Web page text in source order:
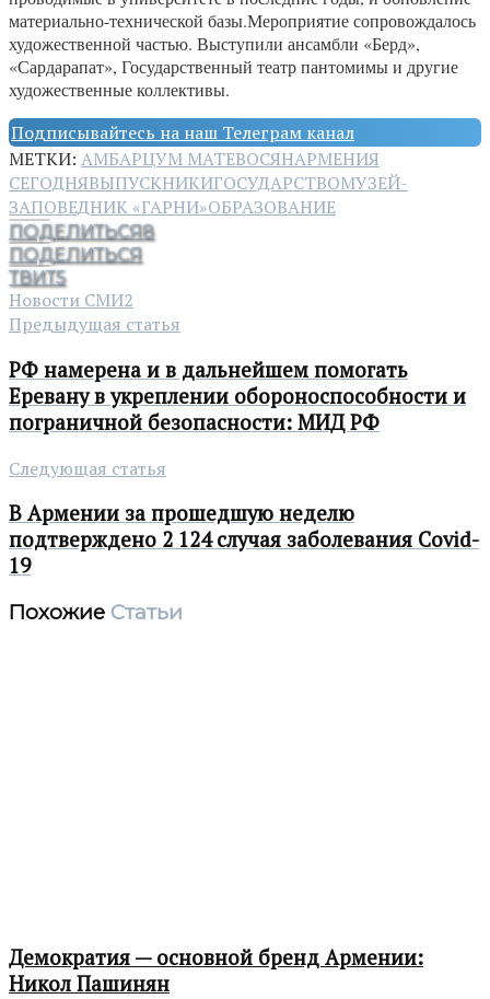
материально-технической базы.Мероприятие сопровождалось
художественной частью. Выступили ансамбли «Берд»,
«Сардарапат», Государственный театр пантомимы и другие
художественные коллективы.
Подписывайтесь на наш Телеграм канал
МЕТКИ: АМБАРЦУМ МАТЕВОСЯНАРМЕНИЯ
СЕГОДНЯВЫПУСКНИКИГОСУДАРСТВОМУЗЕЙ-
ЗАПОВЕДНИК «ГАРНИ»ОБРАЗОВАНИЕ
ПОДЕЛИТЬСЯ8
ПОДЕЛИТЬСЯ
ТВИТ5
Новости СМИ2
Предыдущая статья
РФ намерена и в дальнейшем помогать
Еревану в укреплении обороноспособности и
пограничной безопасности: МИД РФ
Следующая статья
В Армении за прошедшую неделю
подтверждено 2 124 случая заболевания Covid-
19
Похожие Статьи
Демократия — основной бренд Армении:
Никол Пашинян